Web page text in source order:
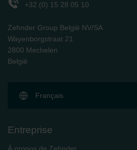
+32 (0) 15 28 05 10
Zehnder Group België NV/SA
Wayenborgstraat 21
2800 Mechelen
België
Français
Entreprise